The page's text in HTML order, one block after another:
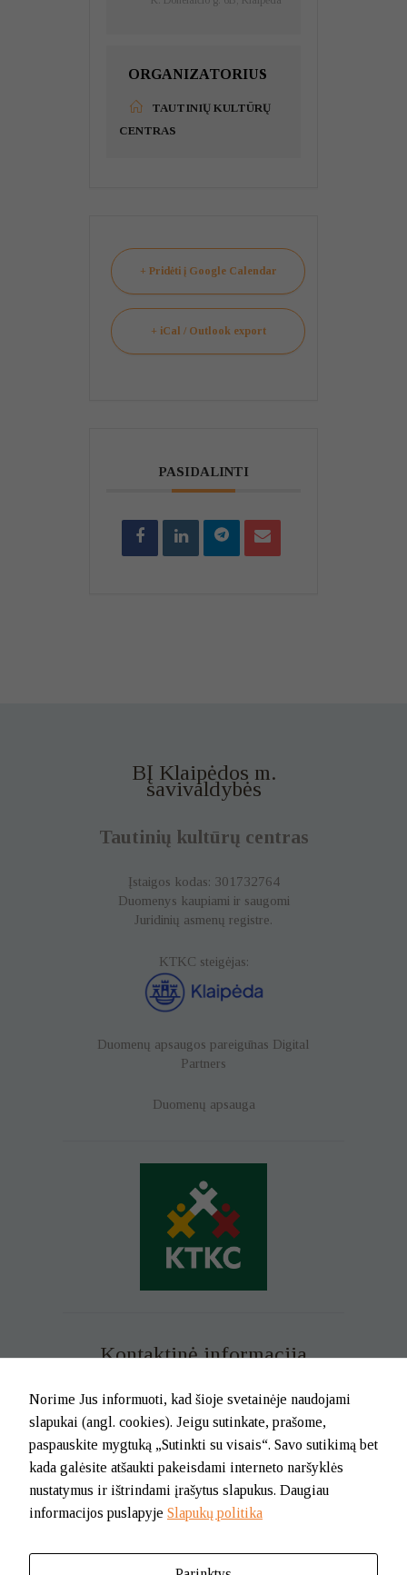
ORGANIZATORIUS
TAUTINIŲ KULTŪRŲ
CENTRAS
+ Pridėti į Google Calendar
+ iCal / Outlook export
PASIDALINTI
BĮ Klaipėdos m.
savivaldybės
Tautinių kultūrų centras
Įstaigos kodas: 301732764
Duomenys kaupiami ir saugomi
Juridinių asmenų registre.
KTKC steigėjas:
Duomenų apsaugos pareigūnas Digital
Partners
Duomenų apsauga
Kontaktinė informacija
Mob. tel. +370 699 73 229
Tel. (0-46) 21 02 83
El.p. info@klaipedatkc.lt
K. Donelaičio g. 6B, Klaipėda
I-V nuo 8.00 iki 17.00.
Norime Jus informuoti, kad šioje svetainėje naudojami
slapukai (angl. cookies). Jeigu sutinkate, prašome,
paspauskite mygtuką „Sutinkti su visais“. Savo sutikimą bet
kada galėsite atšaukti pakeisdami interneto naršyklės
nustatymus ir ištrindami įrašytus slapukus. Daugiau
informacijos puslapyje Slapukų politika